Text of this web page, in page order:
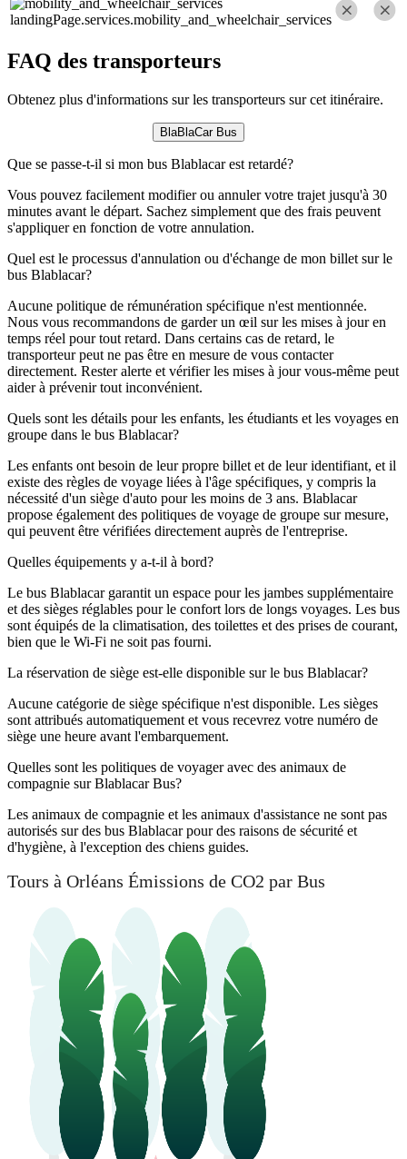
landingPage.services.mobility_and_wheelchair_services
FAQ des transporteurs
Obtenez plus d'informations sur les transporteurs sur cet itinéraire.
BlaBlaCar Bus
Que se passe-t-il si mon bus Blablacar est retardé?
Vous pouvez facilement modifier ou annuler votre trajet jusqu'à 30
minutes avant le départ. Sachez simplement que des frais peuvent
s'appliquer en fonction de votre annulation.
Quel est le processus d'annulation ou d'échange de mon billet sur le
bus Blablacar?
Aucune politique de rémunération spécifique n'est mentionnée.
Nous vous recommandons de garder un œil sur les mises à jour en
temps réel pour tout retard. Dans certains cas de retard, le
transporteur peut ne pas être en mesure de vous contacter
directement. Rester alerte et vérifier les mises à jour vous-même peut
aider à prévenir tout inconvénient.
Quels sont les détails pour les enfants, les étudiants et les voyages en
groupe dans le bus Blablacar?
Les enfants ont besoin de leur propre billet et de leur identifiant, et il
existe des règles de voyage liées à l'âge spécifiques, y compris la
nécessité d'un siège d'auto pour les moins de 3 ans. Blablacar
propose également des politiques de voyage de groupe sur mesure,
qui peuvent être vérifiées directement auprès de l'entreprise.
Quelles équipements y a-t-il à bord?
Le bus Blablacar garantit un espace pour les jambes supplémentaire
et des sièges réglables pour le confort lors de longs voyages. Les bus
sont équipés de la climatisation, des toilettes et des prises de courant,
bien que le Wi-Fi ne soit pas fourni.
La réservation de siège est-elle disponible sur le bus Blablacar?
Aucune catégorie de siège spécifique n'est disponible. Les sièges
sont attribués automatiquement et vous recevrez votre numéro de
siège une heure avant l'embarquement.
Quelles sont les politiques de voyager avec des animaux de
compagnie sur Blablacar Bus?
Les animaux de compagnie et les animaux d'assistance ne sont pas
autorisés sur des bus Blablacar pour des raisons de sécurité et
d'hygiène, à l'exception des chiens guides.
Tours à Orléans Émissions de CO2 par Bus